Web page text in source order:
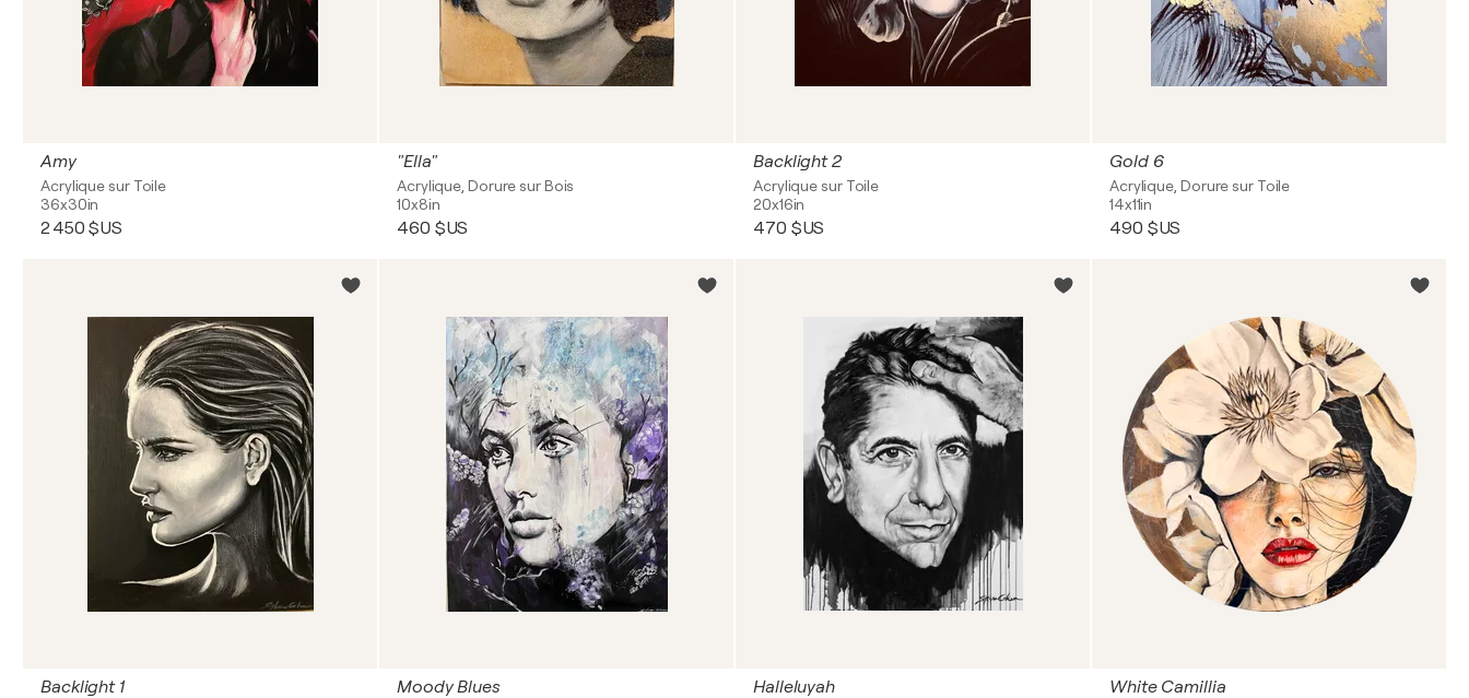
Amy
Acrylique sur Toile
36x30in
2 450 $US
"Ella"
Acrylique, Dorure sur Bois
10x8in
460 $US
Backlight 2
Acrylique sur Toile
20x16in
470 $US
Gold 6
Acrylique, Dorure sur Toile
14x11in
490 $US
Backlight 1 Moody Blues Halleluyah White Camillia